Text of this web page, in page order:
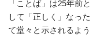
「ことば」は25年前
して「正しく」なっ
て堂々と示されるよう